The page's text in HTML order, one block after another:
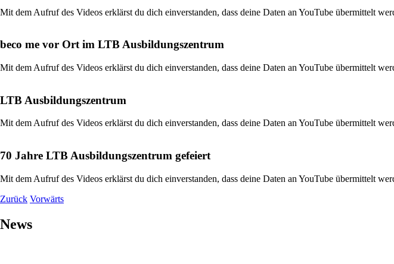
Mit dem Aufruf des Videos erklärst du dich einverstanden, dass deine Daten an YouTube übermittelt
beco me vor Ort im LTB Ausbildungszentrum
Mit dem Aufruf des Videos erklärst du dich einverstanden, dass deine Daten an YouTube übermittelt
LTB Ausbildungszentrum
Mit dem Aufruf des Videos erklärst du dich einverstanden, dass deine Daten an YouTube übermittelt
70 Jahre LTB Ausbildungszentrum gefeiert
Mit dem Aufruf des Videos erklärst du dich einverstanden, dass deine Daten an YouTube übermittelt
Zurück Vorwärts
News